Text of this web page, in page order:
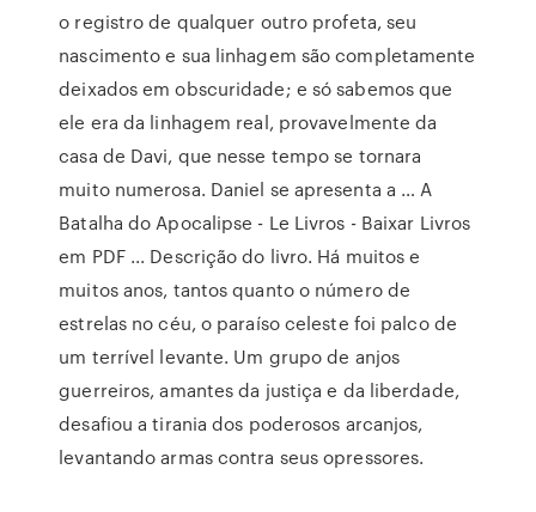
o registro de qualquer outro profeta, seu
nascimento e sua linhagem são completamente
deixados em obscuridade; e só sabemos que
ele era da linhagem real, provavelmente da
casa de Davi, que nesse tempo se tornara
muito numerosa. Daniel se apresenta a … A
Batalha do Apocalipse - Le Livros - Baixar Livros
em PDF ... Descrição do livro. Há muitos e
muitos anos, tantos quanto o número de
estrelas no céu, o paraíso celeste foi palco de
um terrível levante. Um grupo de anjos
guerreiros, amantes da justiça e da liberdade,
desafiou a tirania dos poderosos arcanjos,
levantando armas contra seus opressores.